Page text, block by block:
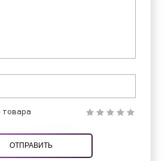
товара
ОТПРАВИТЬ